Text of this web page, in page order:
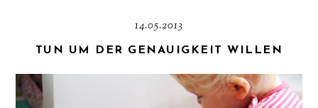
14.05.2013
TUN UM DER GENAUIGKEIT WILLEN